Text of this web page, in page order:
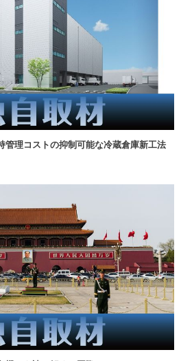
管理コストの抑制可能な冷蔵倉庫新工法